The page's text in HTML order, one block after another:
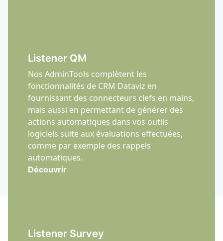
Listener QM
Nos AdminTools complètent les
fonctionnalités de CRM Dataviz en
fournissant des connecteurs clefs en mains,
mais aussi en permettant de générer des
actions automatiques dans vos outils
logiciels suite aux évaluations effectuées,
comme par exemple des rappels
automatiques.
Découvrir
Listener Survey